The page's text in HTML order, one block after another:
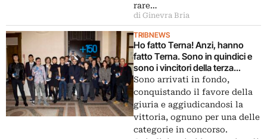
rare…
di Ginevra Bria
TRIBNEWS
Ho fatto Terna! Anzi, hanno
fatto Terna. Sono in quindici e
sono i vincitori della terza
edizione del noto art prize. Tutti
in trasferta a Mosca, seguiti
dalle telecamere di Alessandra
Galletta. Un video-diario a
puntate, ospitato da Artribune
Television
Sono arrivati in fondo,
conquistando il favore della
giuria e aggiudicandosi la
vittoria, ognuno per una delle
categorie in concorso.